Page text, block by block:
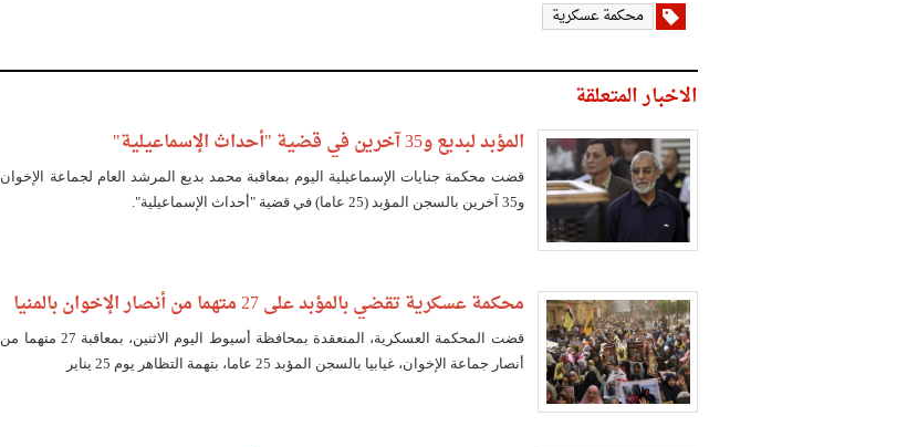
محكمة عسكرية
الاخبار المتعلقة
المؤبد لبديع و35 آخرين في قضية "أحداث الإسماعيلية"
قضت محكمة جنايات الإسماعيلية اليوم بمعاقبة محمد بديع المرشد العام لجماعة الإخوان
و35 آخرين بالسجن المؤبد (25 عاما) في قضية "أحداث الإسماعيلية".
محكمة عسكرية تقضي بالمؤبد على 27 متهما من أنصار الإخوان بالمنيا
قضت المحكمة العسكرية، المنعقدة بمحافظة أسيوط اليوم الاثنين، بمعاقبة 27 متهما من
أنصار جماعة الإخوان، غيابيا بالسجن المؤبد 25 عاما، بتهمة التظاهر يوم 25 يناير